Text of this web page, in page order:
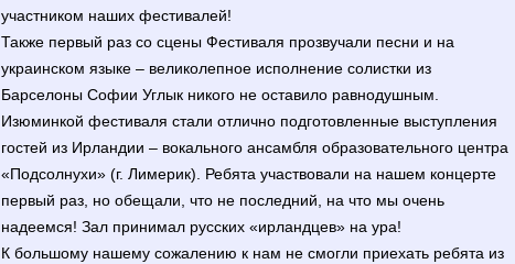
участником наших фестивалей!
Также первый раз со сцены Фестиваля прозвучали песни и на
украинском языке – великолепное исполнение солистки из
Барселоны Софии Углык никого не оставило равнодушным.
Изюминкой фестиваля стали отлично подготовленные выступления
гостей из Ирландии – вокального ансамбля образовательного центра
«Подсолнухи» (г. Лимерик). Ребята участвовали на нашем концерте
первый раз, но обещали, что не последний, на что мы очень
надеемся! Зал принимал русских «ирландцев» на ура!
К большому нашему сожалению к нам не смогли приехать ребята из